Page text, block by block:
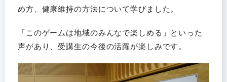
め方、健康維持の方法について学びました。
「このゲームは地域のみんなで楽しめる」といった
声があり、受講生の今後の活躍が楽しみです。